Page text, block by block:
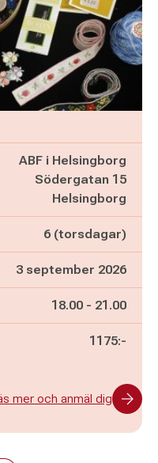
ABF i Helsingborg
Södergatan 15
Helsingborg
6 (torsdagar)
3 september 2026
Pågår mellan
18.00 - och
21.00
1175:-
mer och anmäl dig